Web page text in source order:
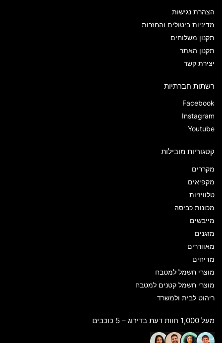
הצהרת נגישות
מדיניות ביטולים והחזרות
תקנון משלוחים
תקנון האתר
יצירת קשר
רשתות חברתיות
Facebook
Instagram
Youtube
קטגוריות מובילות
מקררים
מקפיאים
טלוויזיות
מכונות כביסה
מייבשים
מזגנים
מאווררים
מדיחים
מוצרי חשמל למטבח
מוצרי חשמל קטנים למטבח
ריהוט לבית ולמשרד
מעל 1,000 חוות דעת בדירוג – 5 כוכבים